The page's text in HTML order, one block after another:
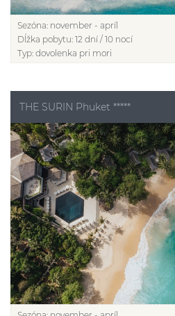
Sezóna: november - apríl
Dĺžka pobytu: 12 dní / 10 nocí
Typ: dovolenka pri mori
THE SURIN Phuket *****